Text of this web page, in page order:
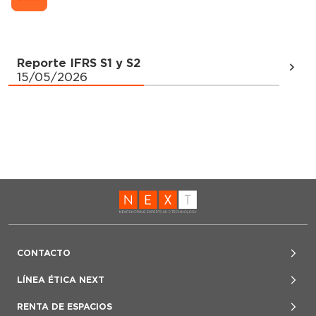
Reporte IFRS S1 y S2
15/05/2026
CONTACTO
investor@fibranext.mx
LÍNEA ÉTICA NEXT
RENTA DE ESPACIOS